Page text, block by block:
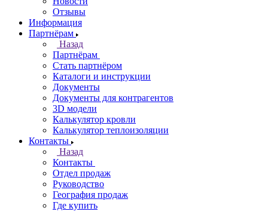
Отзывы
Информация
Партнёрам
Назад
Партнёрам
Стать партнёром
Каталоги и инструкции
Документы
Документы для контрагентов
3D модели
Калькулятор кровли
Калькулятор теплоизоляции
Контакты
Назад
Контакты
Отдел продаж
Руководство
География продаж
Где купить